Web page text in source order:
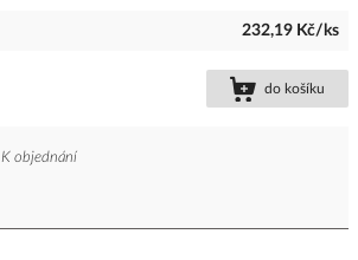
232,19 Kč/ks
do košíku
K objednání